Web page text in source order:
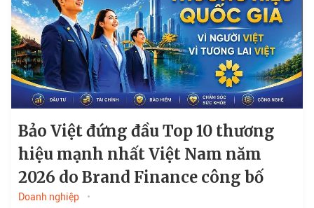
Bảo Việt đứng đầu Top 10 thương
hiệu mạnh nhất Việt Nam năm
2026 do Brand Finance công bố
Doanh nghiệp